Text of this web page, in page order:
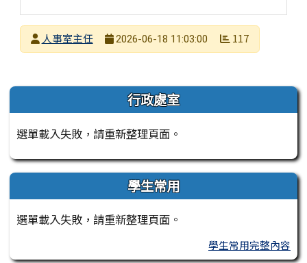
發布者人事室主任
2026-06-18 11:03:00 117
左邊區域內容 行政處室
選單載入失敗，請重新整理頁面。
學生常用
選單載入失敗，請重新整理頁面。
學生常用完整內容